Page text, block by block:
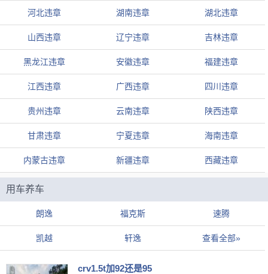
河北违章 湖南违章 湖北违章
山西违章 辽宁违章 吉林违章
黑龙江违章 安徽违章 福建违章
江西违章 广西违章 四川违章
贵州违章 云南违章 陕西违章
甘肃违章 宁夏违章 海南违章
内蒙古违章 新疆违章 西藏违章
用车养车
朗逸 福克斯 速腾
凯越 轩逸 查看全部»
crv1.5t加92还是95